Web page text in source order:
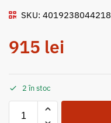
SKU: 4019238044218
915 lei
2 în stoc